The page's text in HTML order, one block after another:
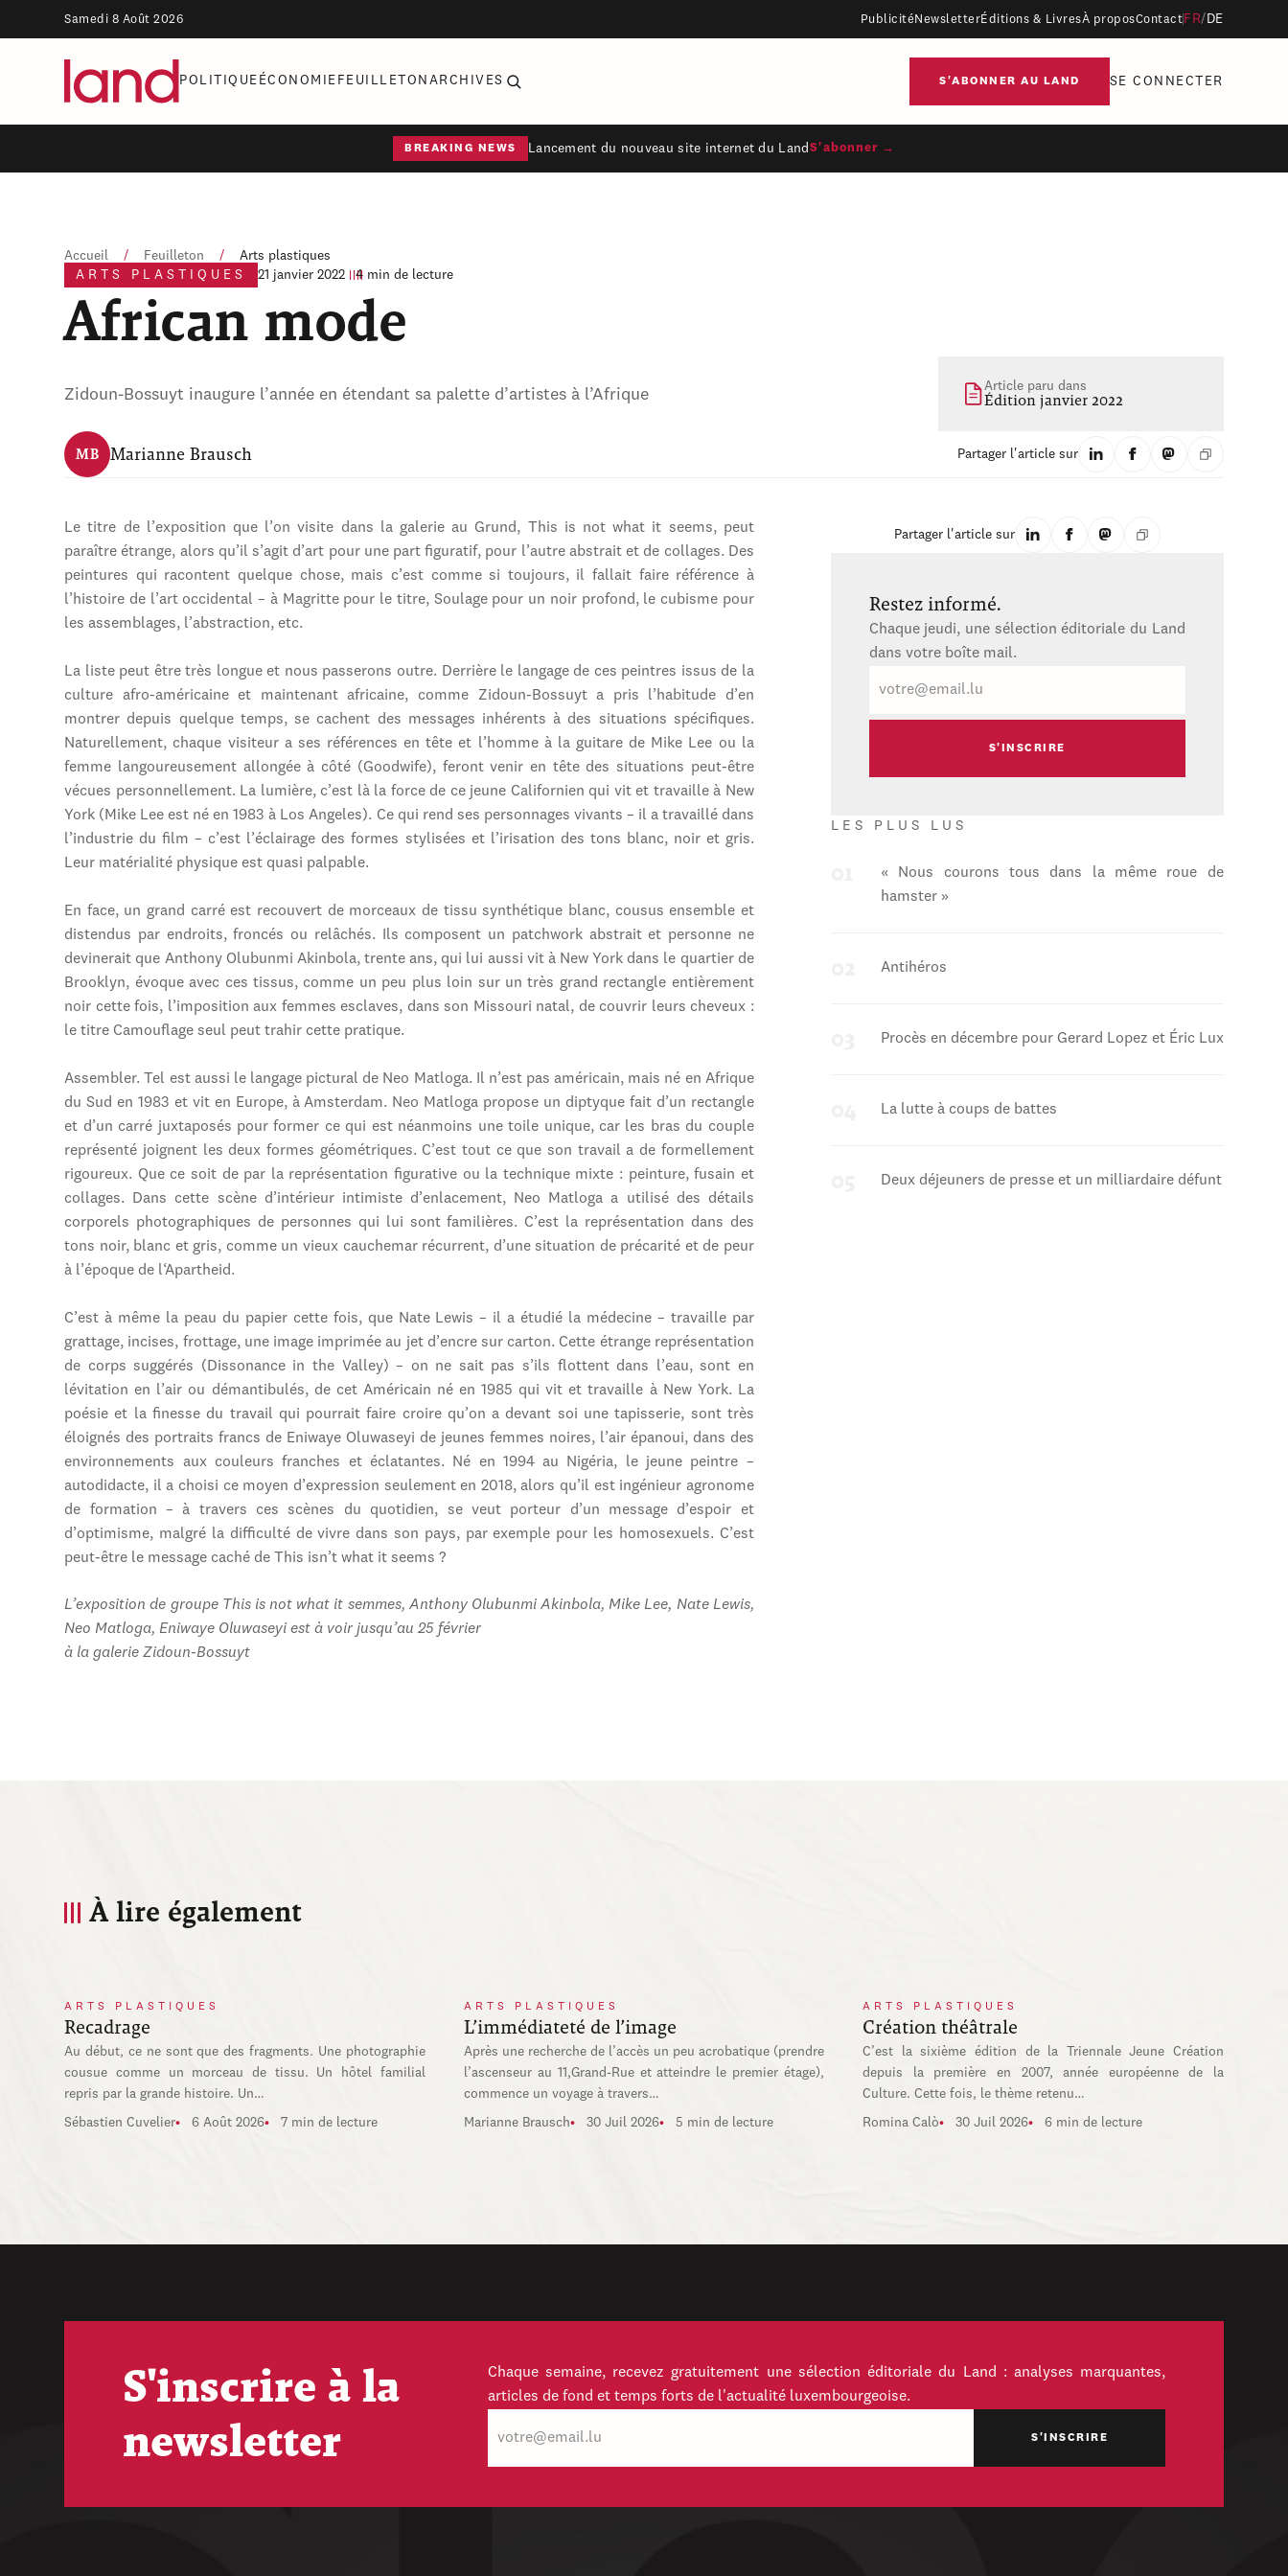
Samedi 8 Août 2026 Publicité NewsletterÉditions & LivresÀ proposContact FR/ DE
POLITIQUE ÉCONOMIE FEUILLETON ARCHIVES S'ABONNER AU LAND SE CONNECTER
BREAKING NEWS Lancement du nouveau site internet du Land S'abonner →
Accueil / Feuilleton /
Arts plastiques
ARTS PLASTIQUES
21 janvier 2022 4 min de lecture
African mode
Zidoun-Bossuyt inaugure l’année en étendant sa palette d’artistes à l’Afrique Article paru dans
Édition janvier 2022
MB Marianne Brausch Partager l'article sur
Le titre de l’exposition que l’on visite dans la galerie au Grund, This is not what it seems, peut
paraître étrange, alors qu’il s’agit d’art pour une part figuratif, pour l’autre abstrait et de collages. Des
peintures qui racontent quelque chose, mais c’est comme si toujours, il fallait faire référence à
l’histoire de l’art occidental – à Magritte pour le titre, Soulage pour un noir profond, le cubisme pour
les assemblages, l’abstraction, etc.
La liste peut être très longue et nous passerons outre. Derrière le langage de ces peintres issus de la
culture afro-américaine et maintenant africaine, comme Zidoun-Bossuyt a pris l’habitude d’en
montrer depuis quelque temps, se cachent des messages inhérents à des situations spécifiques.
Naturellement, chaque visiteur a ses références en tête et l’homme à la guitare de Mike Lee ou la
femme langoureusement allongée à côté (Goodwife), feront venir en tête des situations peut-être
vécues personnellement. La lumière, c’est là la force de ce jeune Californien qui vit et travaille à New
York (Mike Lee est né en 1983 à Los Angeles). Ce qui rend ses personnages vivants – il a travaillé dans
l’industrie du film – c’est l’éclairage des formes stylisées et l’irisation des tons blanc, noir et gris.
Leur matérialité physique est quasi palpable.
En face, un grand carré est recouvert de morceaux de tissu synthétique blanc, cousus ensemble et
distendus par endroits, froncés ou relâchés. Ils composent un patchwork abstrait et personne ne
devinerait que Anthony Olubunmi Akinbola, trente ans, qui lui aussi vit à New York dans le quartier de
Brooklyn, évoque avec ces tissus, comme un peu plus loin sur un très grand rectangle entièrement
noir cette fois, l’imposition aux femmes esclaves, dans son Missouri natal, de couvrir leurs cheveux :
le titre Camouflage seul peut trahir cette pratique.
Assembler. Tel est aussi le langage pictural de Neo Matloga. Il n’est pas américain, mais né en Afrique
du Sud en 1983 et vit en Europe, à Amsterdam. Neo Matloga propose un diptyque fait d’un rectangle
et d’un carré juxtaposés pour former ce qui est néanmoins une toile unique, car les bras du couple
représenté joignent les deux formes géométriques. C’est tout ce que son travail a de formellement
rigoureux. Que ce soit de par la représentation figurative ou la technique mixte : peinture, fusain et
collages. Dans cette scène d’intérieur intimiste d’enlacement, Neo Matloga a utilisé des détails
corporels photographiques de personnes qui lui sont familières. C’est la représentation dans des
tons noir, blanc et gris, comme un vieux cauchemar récurrent, d’une situation de précarité et de peur
à l’époque de l‘Apartheid.
C’est à même la peau du papier cette fois, que Nate Lewis – il a étudié la médecine – travaille par
grattage, incises, frottage, une image imprimée au jet d’encre sur carton. Cette étrange représentation
de corps suggérés (Dissonance in the Valley) – on ne sait pas s’ils flottent dans l’eau, sont en
lévitation en l’air ou démantibulés, de cet Américain né en 1985 qui vit et travaille à New York. La
poésie et la finesse du travail qui pourrait faire croire qu’on a devant soi une tapisserie, sont très
éloignés des portraits francs de Eniwaye Oluwaseyi de jeunes femmes noires, l’air épanoui, dans des
environnements aux couleurs franches et éclatantes. Né en 1994 au Nigéria, le jeune peintre –
autodidacte, il a choisi ce moyen d’expression seulement en 2018, alors qu’il est ingénieur agronome
de formation – à travers ces scènes du quotidien, se veut porteur d’un message d’espoir et
d’optimisme, malgré la difficulté de vivre dans son pays, par exemple pour les homosexuels. C’est
peut-être le message caché de This isn’t what it seems ?
L’exposition de groupe This is not what it semmes, Anthony Olubunmi Akinbola, Mike Lee, Nate Lewis,
Neo Matloga, Eniwaye Oluwaseyi est à voir jusqu’au 25 février
à la galerie Zidoun-Bossuyt
Partager l'article sur
Restez informé.
Chaque jeudi, une sélection éditoriale du Land
dans votre boîte mail.
mail
LES PLUS LUS
« Nous courons tous dans la même roue de
hamster »
Antihéros
Procès en décembre pour Gerard Lopez et Éric Lux
La lutte à coups de battes
Deux déjeuners de presse et un milliardaire défunt
À lire également
ARTS PLASTIQUES
Recadrage
Au début, ce ne sont que des fragments. Une photographie
cousue comme un morceau de tissu. Un hôtel familial
repris par la grande histoire. Un…
Sébastien Cuvelier 6 Août 2026 7 min de lecture
ARTS PLASTIQUES
L’immédiateté de l’image
Après une recherche de l’accès un peu acrobatique (prendre
l’ascenseur au 11,Grand-Rue et atteindre le premier étage),
commence un voyage à travers…
Marianne Brausch 30 Juil 2026 5 min de lecture
ARTS PLASTIQUES
Création théâtrale
C’est la sixième édition de la Triennale Jeune Création
depuis la première en 2007, année européenne de la
Culture. Cette fois, le thème retenu…
Romina Calò 30 Juil 2026 6 min de lecture
S'inscrire à la
newsletter
Chaque semaine, recevez gratuitement une sélection éditoriale du Land : analyses marquantes,
articles de fond et temps forts de l'actualité luxembourgeoise.
mail